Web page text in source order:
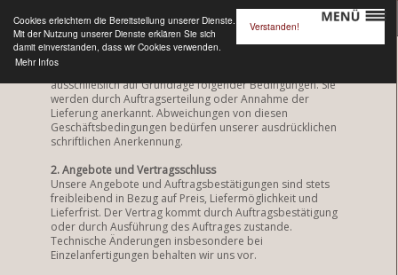
Cookies erleichtern die Bereitstellung unserer Dienste.
Mit der Nutzung unserer Dienste erklären Sie sich
damit einverstanden, dass wir Cookies verwenden.
Mehr Infos
Verstanden!
Allgemeine Geschäftsbedingungen
1. Allgemeine Bedingungen
Unsere Angebote, Lieferungen und Leistungen erfolgen
ausschließlich auf Grundlage folgender Bedingungen. Sie
werden durch Auftragserteilung oder Annahme der
Lieferung anerkannt. Abweichungen von diesen
Geschäftsbedingungen bedürfen unserer ausdrücklichen
schriftlichen Anerkennung.
2. Angebote und Vertragsschluss
Unsere Angebote und Auftragsbestätigungen sind stets
freibleibend in Bezug auf Preis, Liefermöglichkeit und
Lieferfrist. Der Vertrag kommt durch Auftragsbestätigung
oder durch Ausführung des Auftrages zustande.
Technische Änderungen insbesondere bei
Einzelanfertigungen behalten wir uns vor.